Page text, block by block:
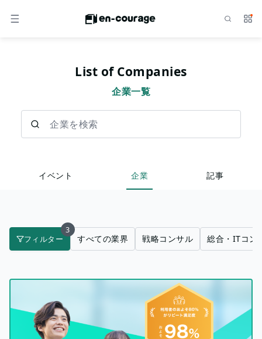
メニュー サ
List of Companies
企業一覧
イベント 企業 記事
フィルター
3
すべての業界 戦略コンサル 総合・ITコン